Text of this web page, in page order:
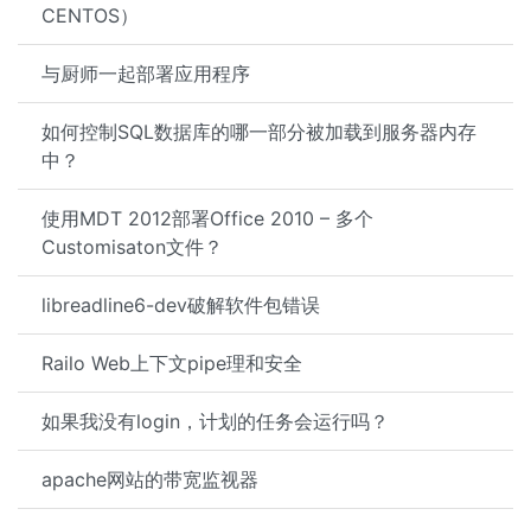
CENTOS）
与厨师一起部署应用程序
如何控制SQL数据库的哪一部分被加载到服务器内存
中？
使用MDT 2012部署Office 2010 – 多个
Customisaton文件？
libreadline6-dev破解软件包错误
Railo Web上下文pipe理和安全
如果我没有login，计划的任务会运行吗？
apache网站的带宽监视器